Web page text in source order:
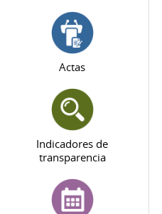
Actas
Indicadores de
transparencia